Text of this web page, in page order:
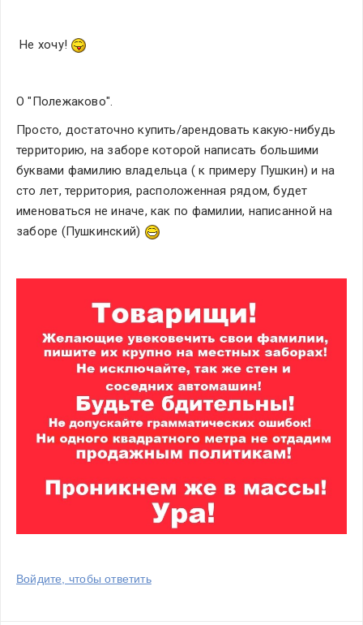
Не хочу!
О "Полежаково".
Просто, достаточно купить/арендовать какую-нибудь
территорию, на заборе которой написать большими
буквами фамилию владельца ( к примеру Пушкин) и на
сто лет, территория, расположенная рядом, будет
именоваться не иначе, как по фамилии, написанной на
заборе (Пушкинский)
Войдите, чтобы ответить